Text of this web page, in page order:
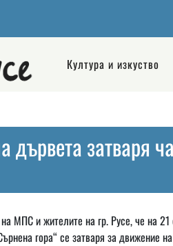
Култура и изкуство
дървета затваря
МПС и жителите на гр. Русе, че на
гора“ се затваря за движение